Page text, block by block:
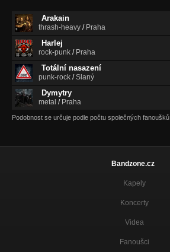
Arakain
thrash-heavy / Praha
Harlej
rock-punk / Praha
Totální nasazení
punk-rock /Slaný
Dymytry
metal / Praha
Podobnost se určuje podle počtu společných fanoušků.
Bandzone.cz
Kapely
Koncerty
Videa
Fanoušci